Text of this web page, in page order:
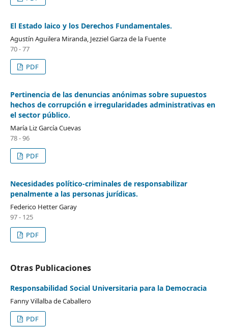
El Estado laico y los Derechos Fundamentales.
Agustín Aguilera Miranda, Jezziel Garza de la Fuente
70 - 77
PDF
Pertinencia de las denuncias anónimas sobre supuestos
hechos de corrupción e irregularidades administrativas en
el sector público.
María Liz García Cuevas
78 - 96
PDF
Necesidades político-criminales de responsabilizar
penalmente a las personas jurídicas.
Federico Hetter Garay
97 - 125
PDF
Otras Publicaciones
Responsabilidad Social Universitaria para la Democracia
Fanny Villalba de Caballero
PDF